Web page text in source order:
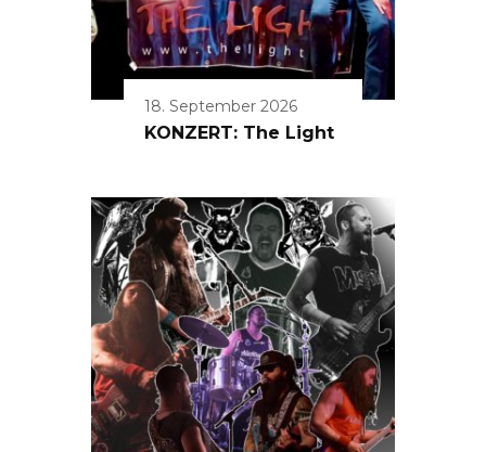
18. September 2026
KONZERT: The Light